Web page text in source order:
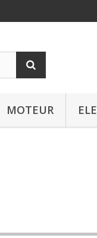
MOTEUR